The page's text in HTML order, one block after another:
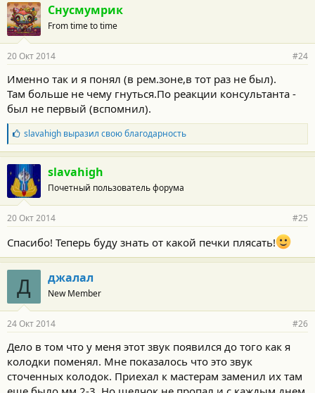
Снусмумрик
From time to time
20 Окт 2014 #24
Именно так и я понял (в рем.зоне,в тот раз не был).
Там больше не чему гнуться.По реакции консультанта -
был не первый (вспомнил).
Б
л
а
г
о
д
а
н
с
т
и
:
slavahighвыразил свою благодарность
slavahigh
Почетный пользователь форума
20 Окт 2014 #25
Спасибо! Теперь буду знать от какой печки плясать!
Д джалал
New Member
24 Окт 2014 #26
Дело в том что у меня этот звук появился до того как я
колодки поменял. Мне показалось что это звук
сточенных колодок. Приехал к мастерам заменил их там